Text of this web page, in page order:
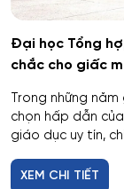
Giáo dục đặc
Hoạt động
Hoạt động
Đại học Tổng
chắc cho giấc
Trong những
chọn hấp dẫn
giáo dục uy tín,
XEM CHI TIẾT